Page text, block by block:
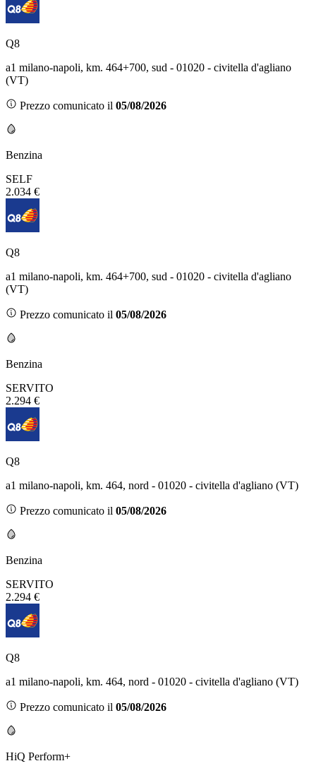
Q8
a1 milano-napoli, km. 464+700, sud - 01020 - civitella d'agliano
(VT)
Prezzo comunicato il 05/08/2026
Benzina
SELF
2.034 €
Q8
a1 milano-napoli, km. 464+700, sud - 01020 - civitella d'agliano
(VT)
Prezzo comunicato il 05/08/2026
Benzina
SERVITO
2.294 €
Q8
a1 milano-napoli, km. 464, nord - 01020 - civitella d'agliano (VT)
Prezzo comunicato il 05/08/2026
Benzina
SERVITO
2.294 €
Q8
a1 milano-napoli, km. 464, nord - 01020 - civitella d'agliano (VT)
Prezzo comunicato il 05/08/2026
HiQ Perform+